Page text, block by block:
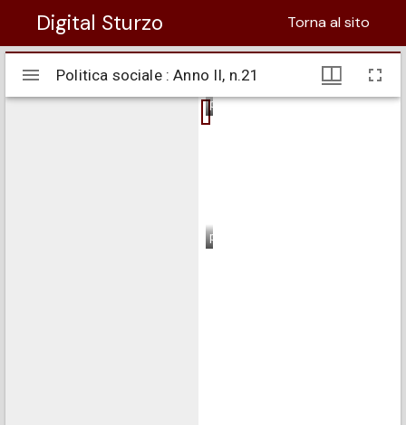
Digital Sturzo Torna al sito
Visualizzatore
Mirador
Politica sociale : Anno II, n.21
pagina 1
pagina 2
Politica sociale : Anno II, n.21